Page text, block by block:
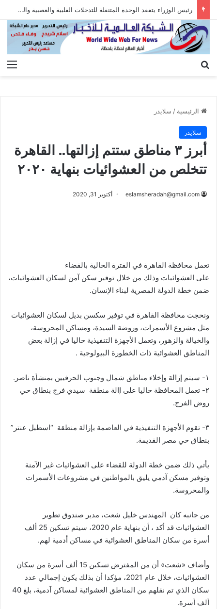
رئيس الوزراء يتفقد الوحدة المتنقلة للتدخلات القلبية والعصبية والعضلية وعلاج السكتات الدماغية
الرئيسية / سلايدر
سلايدر
أبرز ٣ مناطق ستتم إزالتها.. القاهرة
تتخلص من العشوائيات بنهاية ٢٠٢٠
eslamsheradah@gmail.com أكتوبر 31, 2020
تعمل محافظة القاهرة في الفترة الحالية بالقضاء
على العشوائيات وذلك من خلال توفير سكن آمن لسكان العشوائيات،
ضمن خطة الدولة المصرية لبناء الإنسان.
ونحجت محافظة القاهرة في توفير سكسن بديل لسكان العشوائيات
مثل مشروع الأسمرات، وروضة السيدة، ومساكن المحروسة،
والخيالة والزهور، وتعمل الأجهزة التنفيذية حاليا في إزالة بعض
المناطق العشوائية ذات الخطورة البيولوجية .
١- سيتم إزالة وإخلاء مناطق شمال وجنوب الحرفيين بمنشأة ناصر.
٢- تعمل المحافظة حاليا على إالة منطقة سيدي فرج بنطاق حي
روض الفرج.
٣- تقوم الأجهزة التنفيذية في العاصمة بإزالة منطقة “اسطبل عنتر”
بنطاق حي مصر القديمة.
يأتي ذلك ضمن خطة الدولة للقضاء على العشوائيات غير الآمنة
وتوفير مسكن آدمي يليق بالمواطنين في مشروعات الأسمرات
والمحروسة.
من جانبه كان المهندس خليل شعت، مدير صندوق تطوير
العشوائيات قد أكد ، أن بنهاية عام 2020، سيتم تسكين 25 ألف
أسرة من سكان المناطق العشوائية في مساكن أدمية لهم.
وأضاف «شعت» أن من المفترض تسكين 15 ألف أسرة من سكان
العشوائيات، خلال عام 2021، مؤكدا أن بذلك يكون إجمالي عدد
سكان الذي تم نقلهم من المناطق العشوائية لمساكن آدمية، بلغ 40
ألف أسرة.